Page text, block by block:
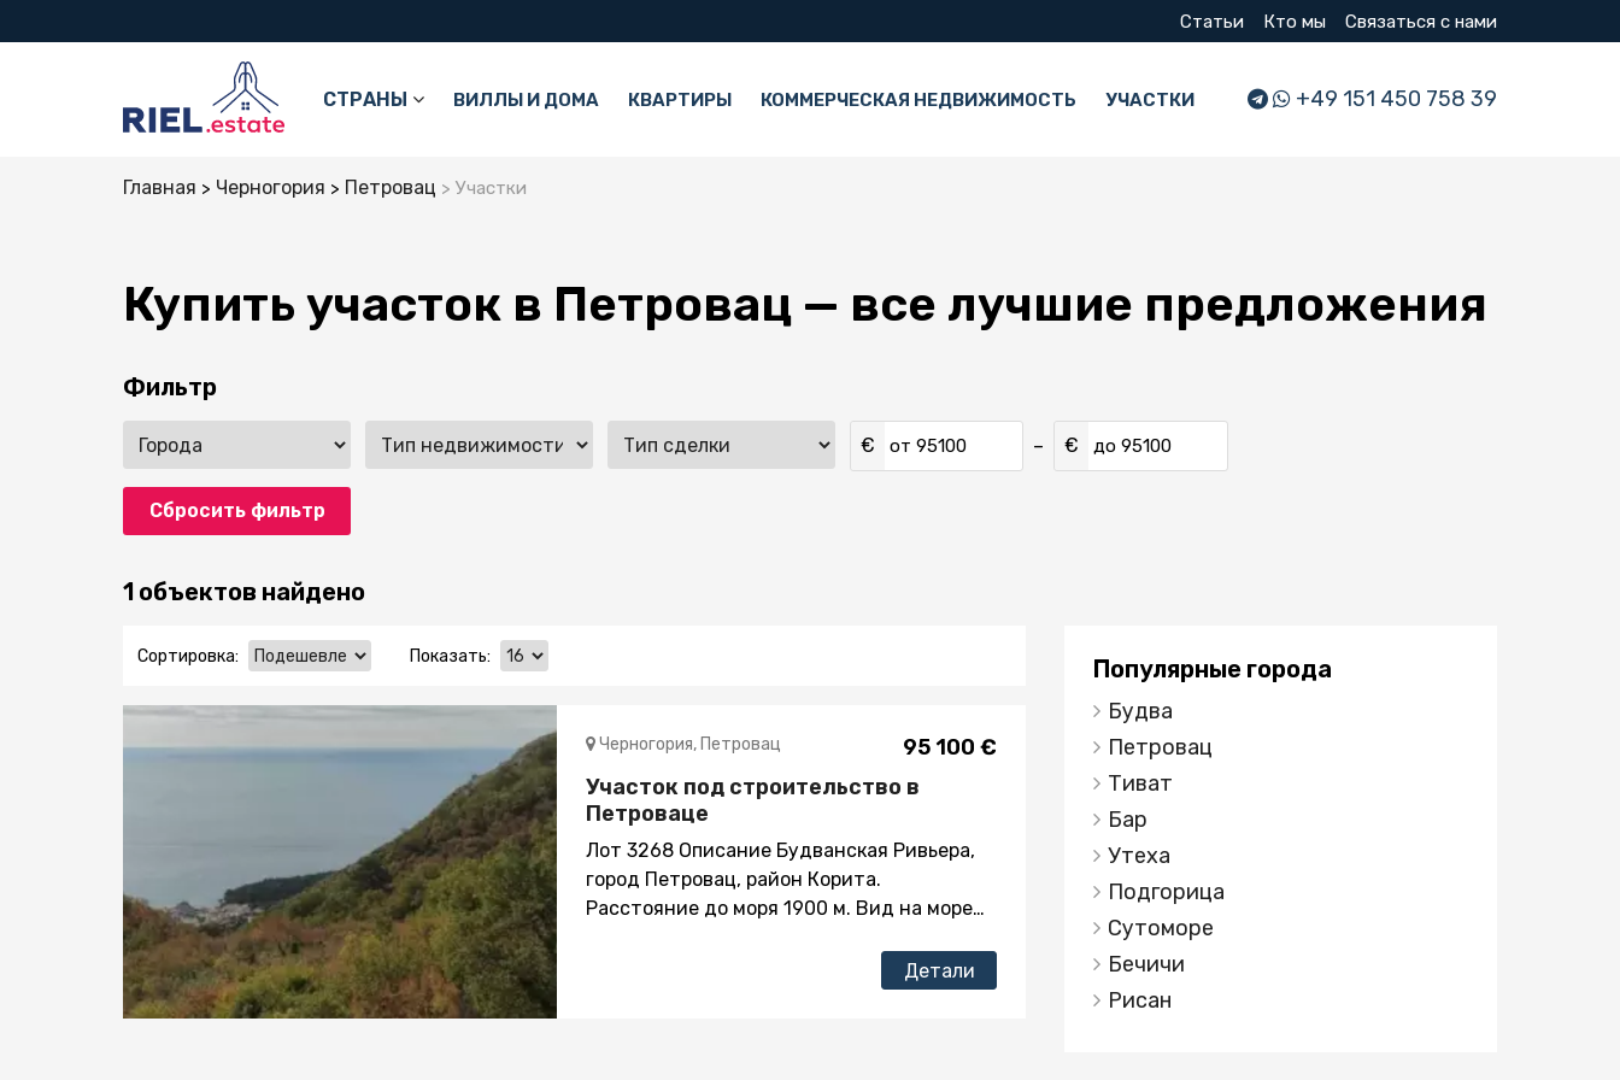
Статьи Кто мы Связаться с нами
СТРАНЫ ВИЛЛЫ И ДОМА КВАРТИРЫ КОММЕРЧЕСКАЯ НЕДВИЖИМОСТЬ УЧАСТКИ +49 151 450 758 39
Главная Черногория Петровац Участки
Купить участок в Петровац — все лучшие предложения
Фильтр
€ от – € до
Сбросить фильтр
1 объектов найдено
Сортировка: Показать:
95 100 €
Черногория, Петровац
Участок под строительство в
Петроваце
Лот 3268 Описание Будванская Ривьера,
город Петровац, район Корита.
Расстояние до моря 1900 м. Вид на море
1585 кв.м. По утверждённым Техническим
Условиям, разрешено строительство двух
Детали
Популярные города
Будва
Петровац
Тиват
Бар
Утеха
Подгорица
Сутоморе
Бечичи
Рисан